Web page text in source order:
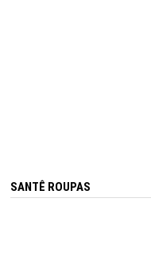
SANTÊ ROUPAS